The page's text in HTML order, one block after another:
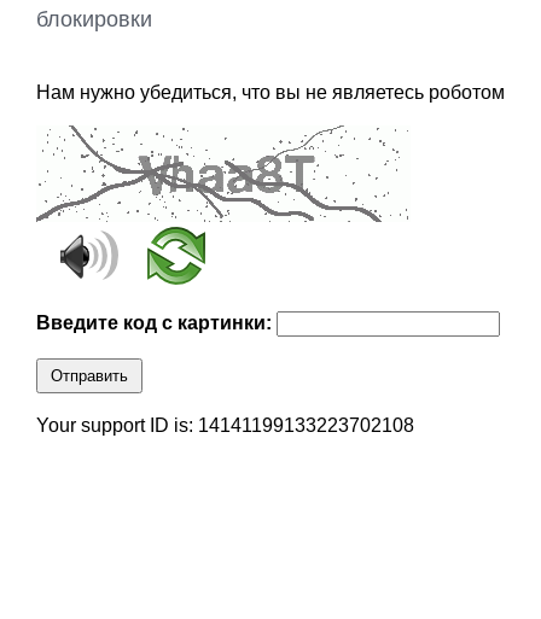
блокировки
Нам нужно убедиться, что вы не являетесь роботом
Введите код с картинки:
Отправить
Your support ID is: 14141199133223702108